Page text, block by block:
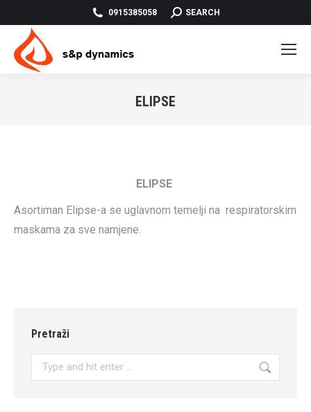
0915385058 SEARCH:
SEARCH
ELIPSE
ELIPSE
Asortiman Elipse-a se uglavnom temelji na respiratorskim
maskama za sve namjene.
Pretraži
Search: